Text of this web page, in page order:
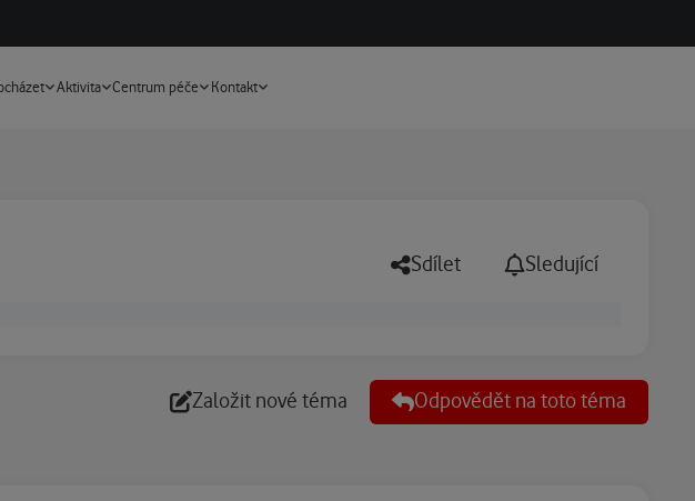
Aktivita Centrum péče Kontakt
Sdílet Sledující
Založit nové téma Odpovědět na toto téma